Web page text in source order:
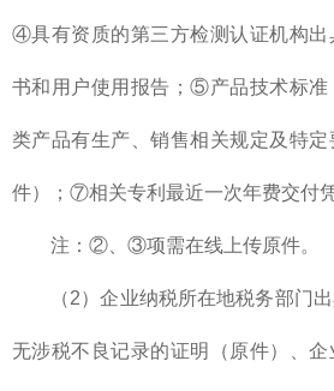
④具有资质的第三方检测认证机构出
书和用户使用报告；⑤产品技术标
类产品有生产、销售相关规定及特
件）；⑦相关专利最近一次年费交付
注：②、③项需在线上传原件。
（2）企业纳税所在地税务部门
无涉税不良记录的证明（原件）、